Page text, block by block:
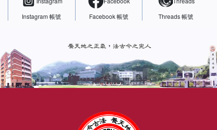
Instagram 帳號
Facebook 帳號
Threads 帳號